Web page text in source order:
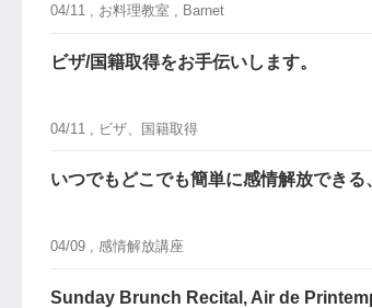
04/11 , お料理教室 , Barnet
ビザ/国籍取得をお手伝いします。
04/11 , ビザ、国籍取得
いつでもどこでも簡単に感情解放でき
04/09 , 感情解放講座
Sunday Brunch Recital, Air de